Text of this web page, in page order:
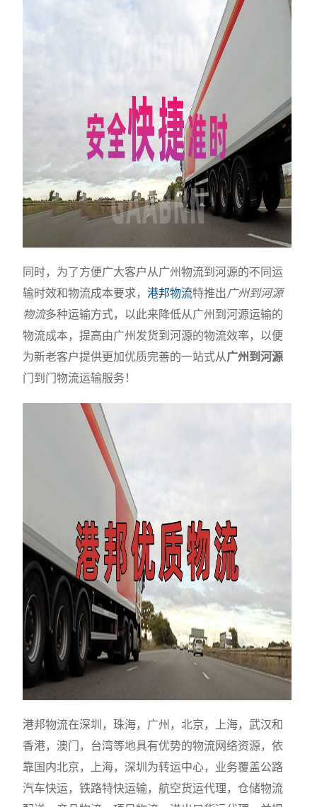
同时，为了方便广大客户从广州物流到河源的不同运
输时效和物流成本要求，港邦物流特推出广州到河源
物流多种运输方式，以此来降低从广州到河源运输的
物流成本，提高由广州发货到河源的物流效率，以便
为新老客户提供更加优质完善的一站式从广州到河源
门到门物流运输服务！
港邦物流在深圳，珠海，广州，北京，上海，武汉和
香港，澳门，台湾等地具有优势的物流网络资源，依
靠国内北京，上海，深圳为转运中心，业务覆盖公路
汽车快运，铁路特快运输，航空货运代理，仓储物流